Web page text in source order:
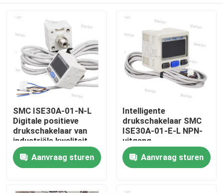
Huis
Producten
Video's
SMC ISE30A-01-N-L
Digitale positieve
drukschakelaar van
industriële kwaliteit
NPN Uitgang 1MPa
Bereik Pneumatisch
systeem Spesiale
Aanvraag sturen
Intelligente
drukschakelaar SMC
ISE30A-01-E-L NPN-
uitgang
Aanvraag sturen